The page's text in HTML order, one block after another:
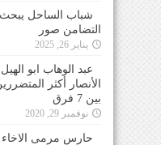
شباب الساحل يبحث
التضامن صور
يناير 26, 2025
عبد الوهاب ابو
الأنصار أكثر
بين 7 فرق
نوفمبر 29, 2020
حارس مرمى الاخاء